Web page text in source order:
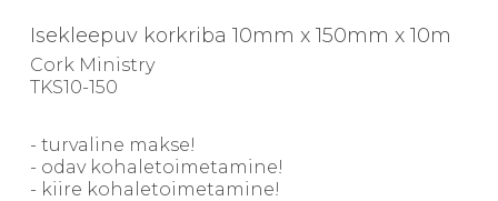
Isekleepuv korkriba 10mm x 150mm x 10m
Cork Ministry
TKS10-150
- turvaline makse!
- odav kohaletoimetamine!
- kiire kohaletoimetamine!